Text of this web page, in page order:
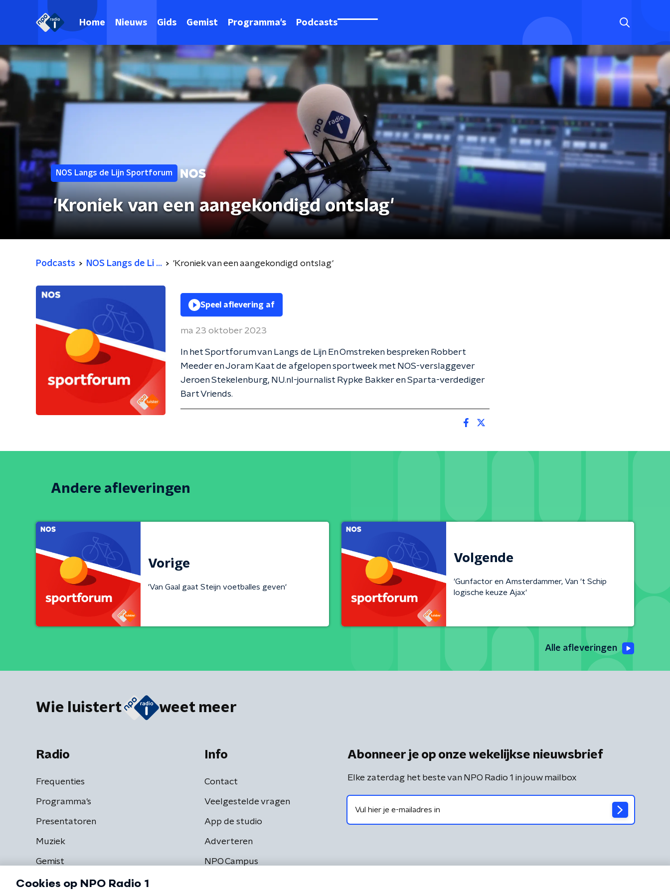
Home Nieuws Gids Gemist Programma's Podcasts
NOS Langs de Lijn Sportforum
'Kroniek van een aangekondigd ontslag'
Podcasts NOS Langs de Li ... 'Kroniek van een aangekondigd ontslag'
Speel aflevering af
ma 23 oktober 2023
In het Sportforum van Langs de Lijn En Omstreken bespreken Robbert
Meeder en Joram Kaat de afgelopen sportweek met NOS-verslaggever
Jeroen Stekelenburg, NU.nl-journalist Rypke Bakker en Sparta-verdediger
Bart Vriends.
Andere afleveringen
Vorige
'Van Gaal gaat Steijn voetballes geven'
Volgende
'Gunfactor en Amsterdammer, Van 't Schip
logische keuze Ajax'
Alle afleveringen
Wie luistert weet meer
Radio
Frequenties
Programma's
Presentatoren
Muziek
Gemist
Info
Contact
Veelgestelde vragen
App de studio
Adverteren
NPO Campus
Abonneer je op onze wekelijkse nieuwsbrief
Elke zaterdag het beste van NPO Radio 1 in jouw mailbox